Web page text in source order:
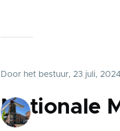
Door het bestuur, 23 juli, 2024
Nationale